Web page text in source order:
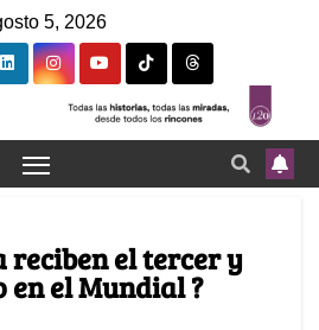
5, 2026
reciben el tercer y
el Mundial ?